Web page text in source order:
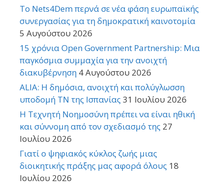
Το Nets4Dem περνά σε νέα φάση ευρωπαϊκής
συνεργασίας για τη δημοκρατική καινοτομία
5 Αυγούστου 2026
15 χρόνια Open Government Partnership: Μια
παγκόσμια συμμαχία για την ανοιχτή
διακυβέρνηση 4 Αυγούστου 2026
ALIA: Η δημόσια, ανοιχτή και πολύγλωσση
υποδομή ΤΝ της Ισπανίας 31 Ιουλίου 2026
Η Τεχνητή Νοημοσύνη πρέπει να είναι ηθική
και σύννομη από τον σχεδιασμό της 27
Ιουλίου 2026
Γιατί ο ψηφιακός κύκλος ζωής μιας
διοικητικής πράξης μας αφορά όλους 18
Ιουλίου 2026